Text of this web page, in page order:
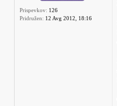
Prispevkov: 126
Pridružen: 12 Avg 2012, 18:16